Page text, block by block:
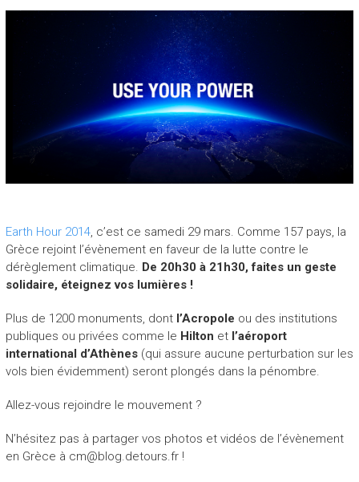
Earth Hour 2014, c’est ce samedi 29 mars. Comme 157 pays, la
Grèce rejoint l’évènement en faveur de la lutte contre le
dérèglement climatique. De 20h30 à 21h30, faites un geste
solidaire, éteignez vos lumières !
Plus de 1200 monuments, dont l’Acropole ou des institutions
publiques ou privées comme le Hilton et l’aéroport
international d’Athènes(qui assure aucune perturbation sur les
vols bien évidemment) seront plongés dans la pénombre.
Allez-vous rejoindre le mouvement ?
N’hésitez pas à partager vos photos et vidéos de l’évènement
en Grèce à cm@blog.detours.fr !